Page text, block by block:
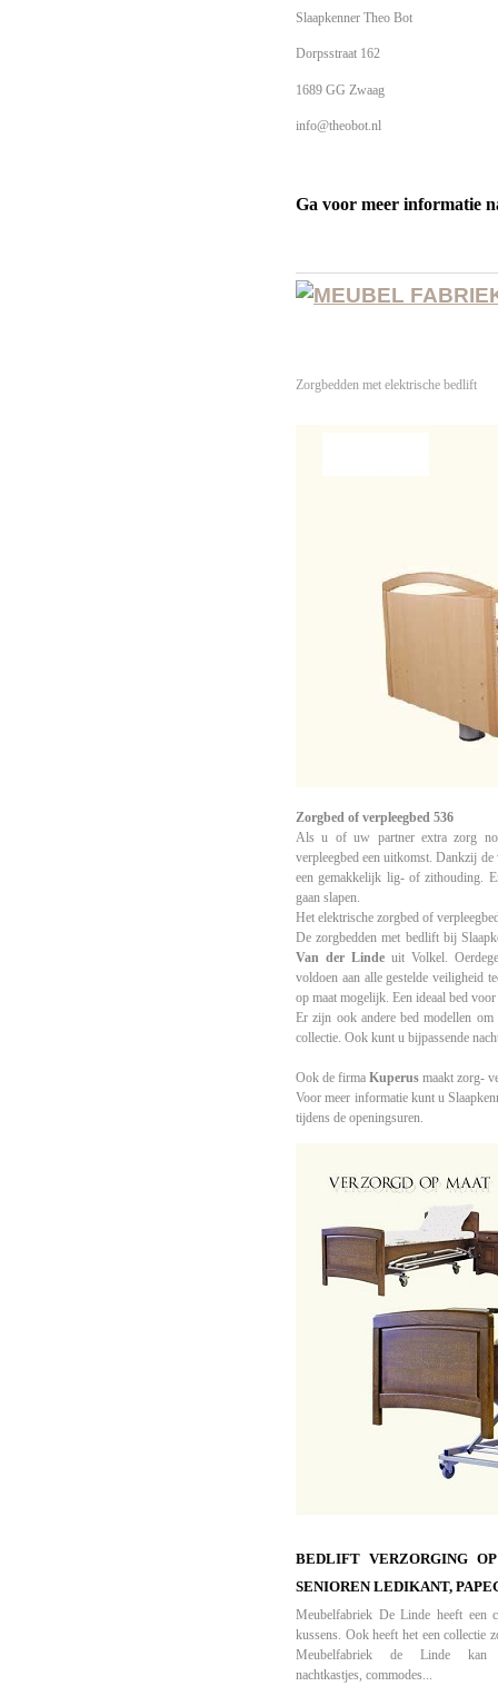
Slaapkenner Theo Bot
Dorpsstraat 162
1689 GG Zwaag
info@theobot.nl
Ga voor meer informatie
Zorgbedden met elektrische bedlift
Zorgbed of verpleegbed 536
Als u of uw partner extra zorg
verpleegbed een uitkomst. Dankzij
een gemakkelijk lig- of zithouding.
gaan slapen.
Het elektrische zorgbed of
De zorgbedden met bedlift bij
Van der Linde uit Volkel.
voldoen aan alle gesteldeveiligheid
op maat mogelijk. Een ideaal bed
Er zijn ook andere bed modellen
collectie. Ook kunt u bijpassende
Ook de firma Kuperus maakt zorg-
Voor meer informatie kunt u
tijdens de openingsuren.
BEDLIFT VERZORGING
SENIOREN LEDIKANT,
Meubelfabriek De Linde heeft een
kussens. Ook heeft het een collectie
Meubelfabriek de Linde kan
nachtkastjes, commodes...